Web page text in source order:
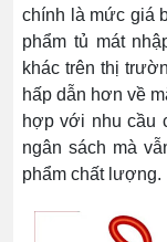
chính là mức giá
phẩm tủ mát
khác trên thị
hấp dẫn hơn về
hợp với nhu cầu
ngân sách mà
phẩm chất lượng.